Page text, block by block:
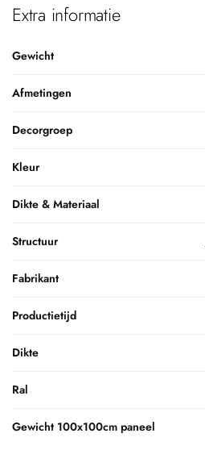
Extra informatie
Gewicht
Afmetingen
Decorgroep
Kleur
Dikte & Materiaal
Structuur
Fabrikant
Productietijd
Dikte
Ral
Gewicht 100x100cm paneel